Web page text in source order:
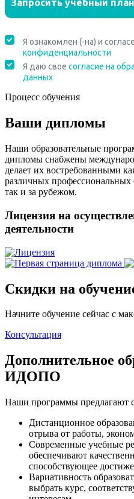
Процесс обучения
Ваши дипломы
Наши образовательные
дипломы снабжены
делает их востребованными
различных профессиональных
так и за рубежом.
Лицензия на
деятельности
Скидки на
Начните обучение сейчас с
Консультация
Дополнительное
ИДОПО
Наши программы предлагают
Дистанционное
отрыва от работы,
Современные учебные
обеспечивают
способствующее
Вариативность
выбрать курс,